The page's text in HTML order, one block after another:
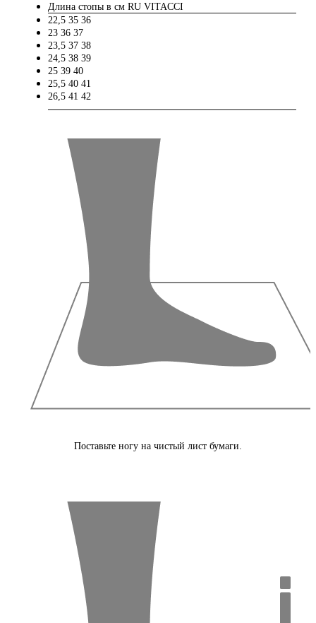
Длина стопы в см RU VITACCI
22,5 35 36
23 36 37
23,5 37 38
24,5 38 39
25 39 40
25,5 40 41
26,5 41 42
Поставьте ногу на чистый лист бумаги.